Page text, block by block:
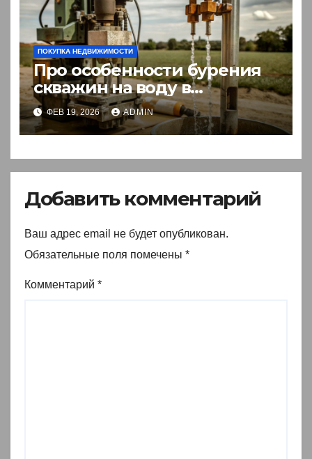
ПОКУПКА НЕДВИЖИМОСТИ
Про особенности бурения
скважин на воду в
республике Алтай
ФЕВ 19, 2026 ADMIN
Добавить комментарий
Ваш адрес email не будет опубликован.
Обязательные поля помечены *
Комментарий *